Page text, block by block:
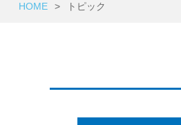
HOME > トピック